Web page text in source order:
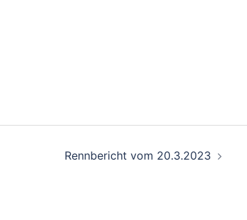
Rennbericht vom 20.3.2023